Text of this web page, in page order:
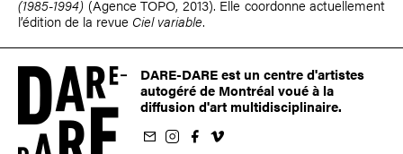
(1985-1994) (Agence TOPO, 2013). Elle coordonne actuellement
l’édition de la revue Ciel variable.
DARE-DARE est un centre d'artistes
autogéré de Montréal voué à la
diffusion d'art multidisciplinaire.
sur Instagram
sur Facebook
nous sur Vimeo